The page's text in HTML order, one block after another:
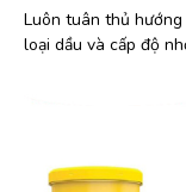
Luôn tuân thủ
loại dầu và cấp độ